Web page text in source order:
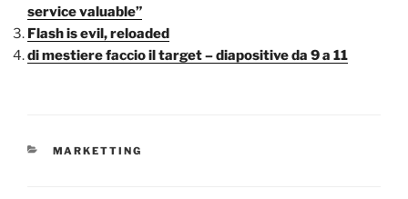
service valuable”
Flash is evil, reloaded
di mestiere faccio il target – diapositive da 9 a 11
CATEGORIE
MARKETTING